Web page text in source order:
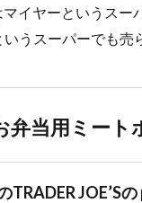
イヤーというスー
いうスーパーでも売
弁当用ミート
TRADER JOE’S